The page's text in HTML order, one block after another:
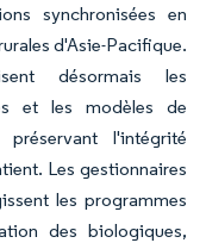
synchronisées en
d'Asie-Pacifique.
désormais les
et les modèles de
l'intégrité
Les gestionnaires
les programmes
des biologiques,